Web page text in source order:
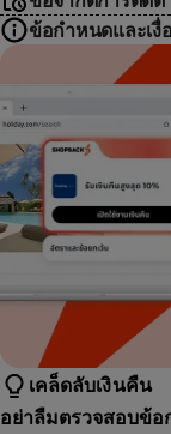
ข้อกำหนดและเงื่
เคล็ดลับเงินคืน
อย่าลืมตรวจสอบข้อ